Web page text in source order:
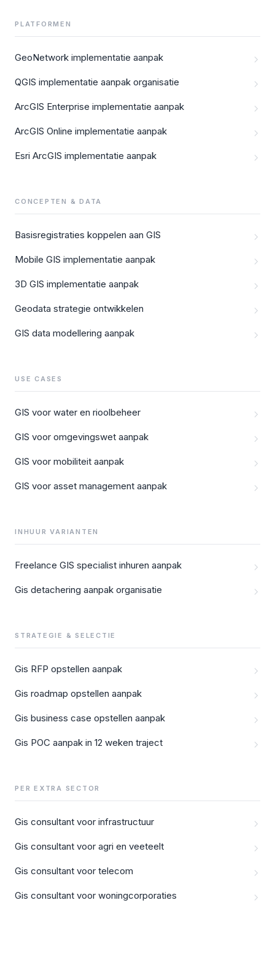
PLATFORMEN
GeoNetwork implementatie aanpak
QGIS implementatie aanpak organisatie
ArcGIS Enterprise implementatie aanpak
ArcGIS Online implementatie aanpak
Esri ArcGIS implementatie aanpak
CONCEPTEN & DATA
Basisregistraties koppelen aan GIS
Mobile GIS implementatie aanpak
3D GIS implementatie aanpak
Geodata strategie ontwikkelen
GIS data modellering aanpak
USE CASES
GIS voor water en rioolbeheer
GIS voor omgevingswet aanpak
GIS voor mobiliteit aanpak
GIS voor asset management aanpak
INHUUR VARIANTEN
Freelance GIS specialist inhuren aanpak
Gis detachering aanpak organisatie
STRATEGIE & SELECTIE
Gis RFP opstellen aanpak
Gis roadmap opstellen aanpak
Gis business case opstellen aanpak
Gis POC aanpak in 12 weken traject
PER EXTRA SECTOR
Gis consultant voor infrastructuur
Gis consultant voor agri en veeteelt
Gis consultant voor telecom
Gis consultant voor woningcorporaties